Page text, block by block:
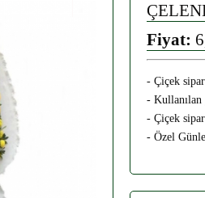
Fiyat:
- Çiçek
- Kullanılan
- Çiçek
- Özel